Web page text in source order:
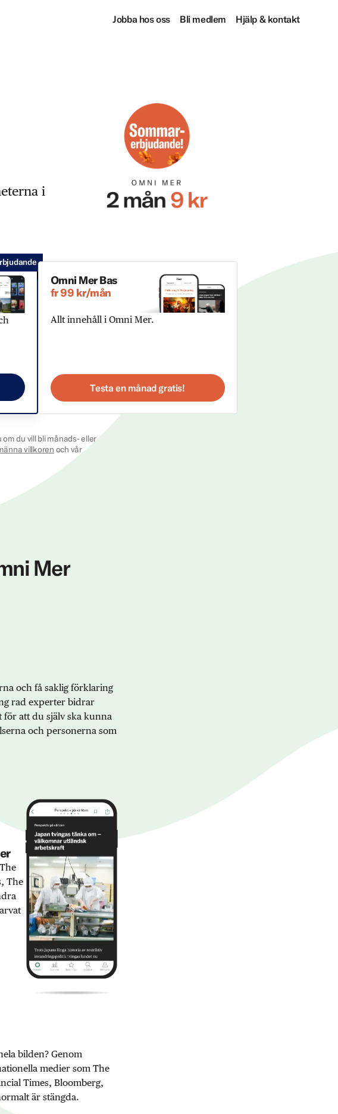
Jobba hos oss Bli medlem Hjälp & kontakt
i
Omni Mer Bas
fr 99 kr/mån
Allt innehåll i Omni Mer.
Testa en månad gratis!
du vill bli månads- eller
villkoren och vår
Mer
och få saklig förklaring
rad experter bidrar
för att du själv ska kunna
och personerna som
The
bilden? Genom
medier som The
Times, Bloomberg,
är stängda.